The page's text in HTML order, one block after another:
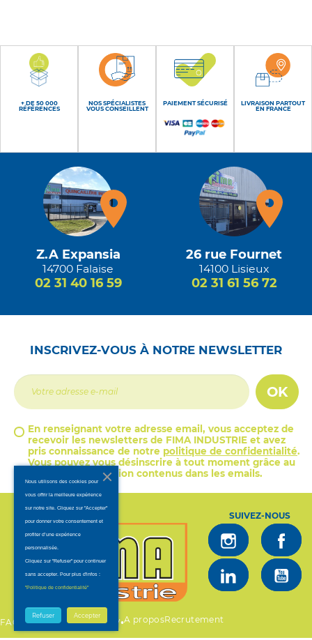
+ DE 50 000
RÉFÉRENCES
NOS SPÉCIALISTES
VOUS CONSEILLENT
PAIEMENT SÉCURISÉ
LIVRAISON PARTOUT
EN FRANCE
Z.A Expansia
14700 Falaise
02 31 40 16 59
26 rue Fournet
14100 Lisieux
02 31 61 56 72
INSCRIVEZ-VOUS À NOTRE NEWSLETTER
OK
En renseignant votre adresse email, vous acceptez de
recevoir les newsletters de FIMA INDUSTRIE et avez
pris connaissance de notre politique de confidentialité.
Vous pouvez vous désinscrire à tout moment grâce au
lien de désinscription contenus dans les emails.
SUIVEZ-NOUS
FAQ Mentions légales•CGV•A proposRecrutement
Nous utilisons des cookies pour
vous offrir la meilleure expérience
sur notre site. Cliquez sur "Accepter"
pour donner votre consentement et
profiter d’une expérience
personnalisée.
Cliquez sur "Refuser" pour continuer
sans accepter. Pour plus d'infos :
"Politique de confidentialité".
Accepter
Refuser